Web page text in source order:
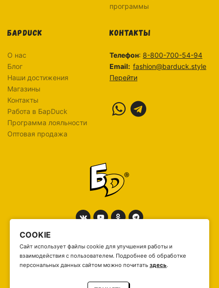
COOKIE
Сайт использует файлы cookie для улучшения работы и
взаимодействия с пользователем. Подробнее об обработке
персональных данных сайтом можно почитать здесь.
программы
БАРDUCK
О нас
Блог
Наши достижения
Магазины
Контакты
Работа в БарDuck
Программа лояльности
Оптовая продажа
КОНТАКТЫ
Телефон: 8-800-700-54-94
Email: fashion@barduck.style
Перейти
Торговой Маркой